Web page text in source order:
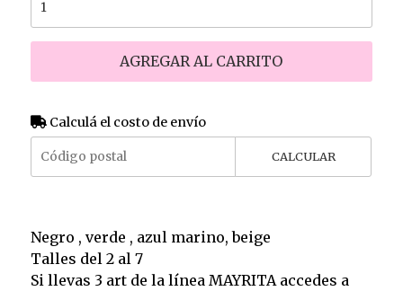
AGREGAR AL CARRITO
Calculá el costo de envío
CALCULAR
Negro , verde , azul marino, beige
Talles del 2 al 7
Si llevas 3 art de la línea MAYRITA accedes a